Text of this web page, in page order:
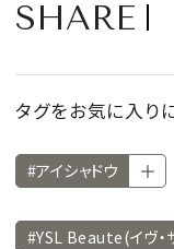
SHARE
タグをお気に入り
#アイシャドウ
#YSL Beaute(イヴ・